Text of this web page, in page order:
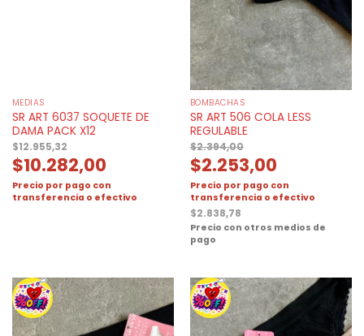
MEDIAS
SR ART 6037 SOQUETE DE
DAMA PACK X12
$12.955,32
$10.282,00
Precio por pago con
transferencia o efectivo
BOMBACHAS
SR ART 506 COLA LESS
REGULABLE
$2.394,00
$2.253,00
Precio por pago con
transferencia o efectivo
$2.838,78
Precio con otros medios de
pago